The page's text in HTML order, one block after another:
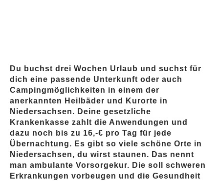
Du buchst drei Wochen Urlaub und suchst für
dich eine passende Unterkunft oder auch
Campingmöglichkeiten in einem der
anerkannten Heilbäder und Kurorte in
Niedersachsen. Deine gesetzliche
Krankenkasse zahlt die Anwendungen und
dazu noch bis zu 16,-€ pro Tag für jede
Übernachtung. Es gibt so viele schöne Orte in
Niedersachsen, du wirst staunen. Das nennt
man ambulante Vorsorgekur. Die soll schweren
Erkrankungen vorbeugen und die Gesundheit